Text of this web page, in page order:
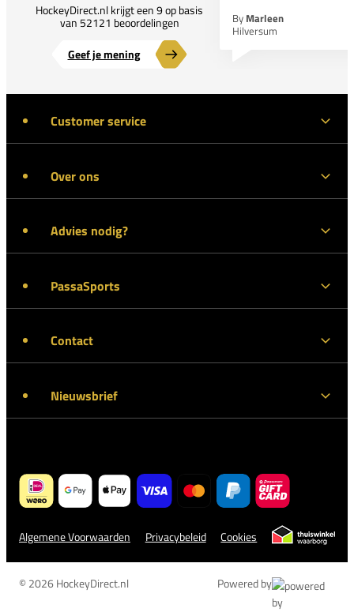
HockeyDirect.nl krijgt een 9 op basis
van 52121 beoordelingen
Geef je mening
By Marleen
Hilversum
Customer service
Over ons
Advies nodig?
PassaSports
Contact
Nieuwsbrief
Algemene Voorwaarden Privacybeleid Cookies
© 2026 HockeyDirect.nl Powered by